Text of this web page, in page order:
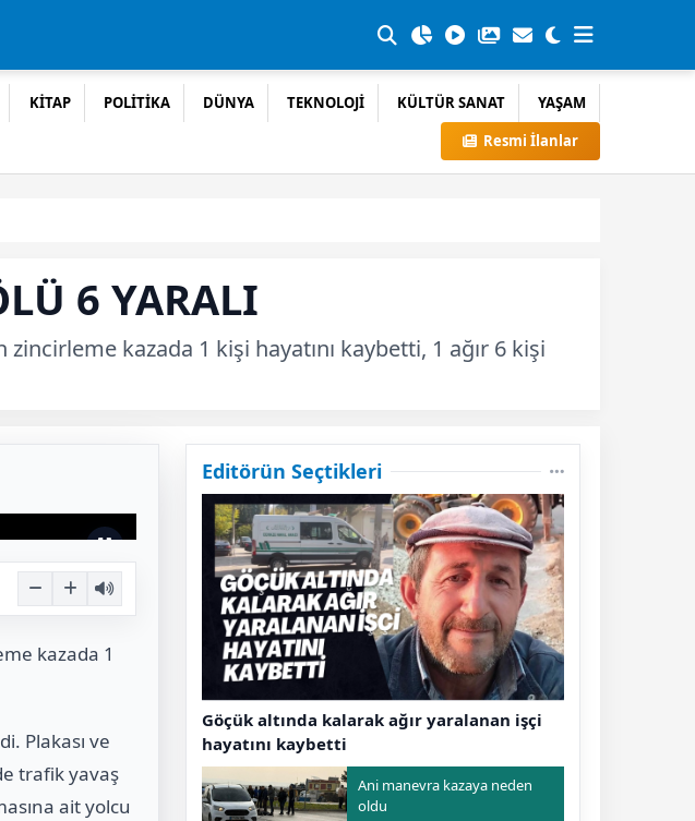
KİTAP POLİTİKA DÜNYA TEKNOLOJİ KÜLTÜR SANAT
YAŞAM
Resmi İlanlar
6 YARALI
kazada 1 kişi hayatını kaybetti, 1 ağır 6 kişi
kazada 1
Plakası ve
trafik yavaş
ait yolcu
Editörün Seçtikleri
Göçük altında kalarak ağır yaralanan işçi
hayatını kaybetti
Ani manevra kazaya neden
oldu